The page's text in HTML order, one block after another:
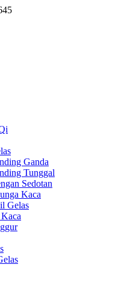
Ganda
Tunggal
Sedotan
Kaca
Gelas